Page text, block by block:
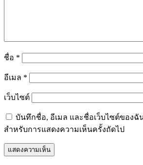
ชื่อ *
อีเมล *
เว็บไซต์
บันทึกชื่อ, อีเมล และชื่อเว็บไซต์ของฉั
สำหรับการแสดงความเห็นครั้งถัดไป